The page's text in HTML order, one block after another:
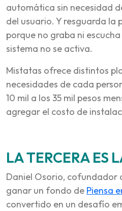
automática sin necesidad
del usuario. Y resguarda la
porque no graba ni
sistema no se activa.
Mistatas ofrece distintos
necesidades de cada
10 mil a los 35 mil pesos
agregar el costo de
LA TERCERA ES
Daniel Osorio, cofundador
ganar un fondo de Piensa
convertido en un desafío